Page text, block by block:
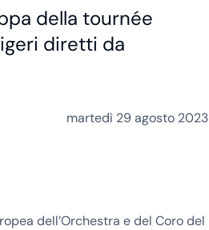
della tournée
diretti da
martedì 29 agosto 2023
dell’Orchestra e del Coro del